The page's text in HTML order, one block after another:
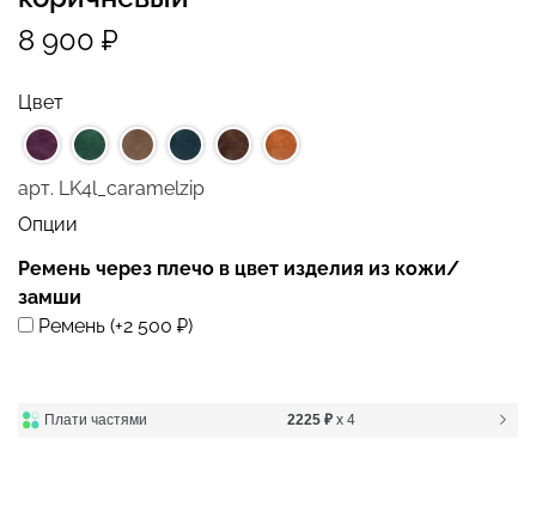
арт. LK4l_caramelzip
8 900 ₽
Цвет
Плати частями 2225 ₽ x 4
Опции
Ремень через плечо в цвет изделия из кожи/
замши
Ремень (+2 500 ₽)